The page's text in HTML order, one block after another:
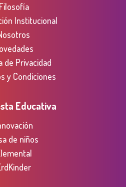
Filosofía
Institucional
de Privacidad
y Condiciones
Educativa
de niños